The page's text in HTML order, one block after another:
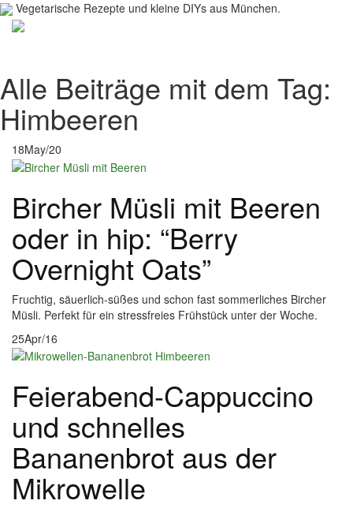
Vegetarische Rezepte und kleine DIYs aus München.
Alle Beiträge mit dem Tag:
Himbeeren
18May/20
Bircher Müsli mit Beeren
oder in hip: “Berry
Overnight Oats”
Fruchtig, säuerlich-süßes und schon fast sommerliches Bircher
Müsli. Perfekt für ein stressfreies Frühstück unter der Woche.
25Apr/16
Feierabend-Cappuccino
und schnelles
Bananenbrot aus der
Mikrowelle